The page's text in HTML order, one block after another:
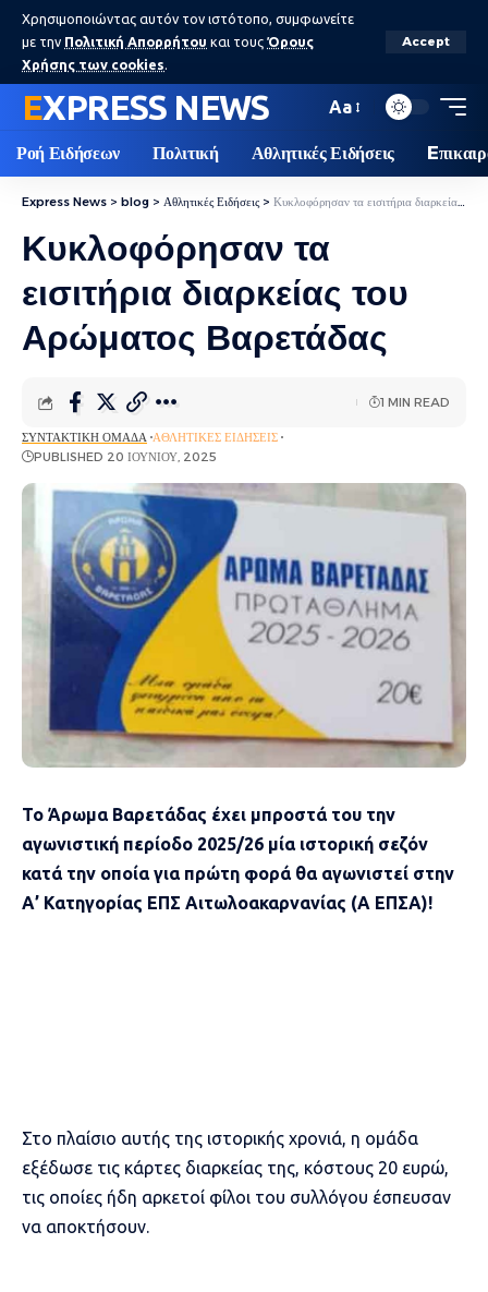
Χρησιμοποιώντας αυτόν τον ιστότοπο, συμφωνείτε
με την Πολιτική Απορρήτου και τους Όρους
Χρήσης των cookies.
Accept
EXPRESS NEWS Aa
Ροή Ειδήσεων Πολιτική Αθλητικές Ειδήσεις
Express News > blog > Αθλητικές Ειδήσεις > Κυκλοφόρησαν τα εισιτήρια διαρκείας του Αρώματος Βαρετάδας
Κυκλοφόρησαν τα
εισιτήρια διαρκείας του
Αρώματος Βαρετάδας
ΣΥΝΤΑΚΤΙΚΉ ΟΜΆΔΑ ΑΘΛΗΤΙΚΈΣ ΕΙΔΉΣΕΙΣ
PUBLISHED 20 ΙΟΥΝΊΟΥ, 2025
1 MIN READ
Το Άρωμα Βαρετάδας έχει μπροστά του την
αγωνιστική περίοδο 2025/26 μία ιστορική σεζόν
κατά την οποία για πρώτη φορά θα αγωνιστεί στην
Α’ Κατηγορίας ΕΠΣ Αιτωλοακαρνανίας (Α ΕΠΣΑ)!
Στο πλαίσιο αυτής της ιστορικής χρονιά, η ομάδα
εξέδωσε τις κάρτες διαρκείας της, κόστους 20 ευρώ,
τις οποίες ήδη αρκετοί φίλοι του συλλόγου έσπευσαν
να αποκτήσουν.